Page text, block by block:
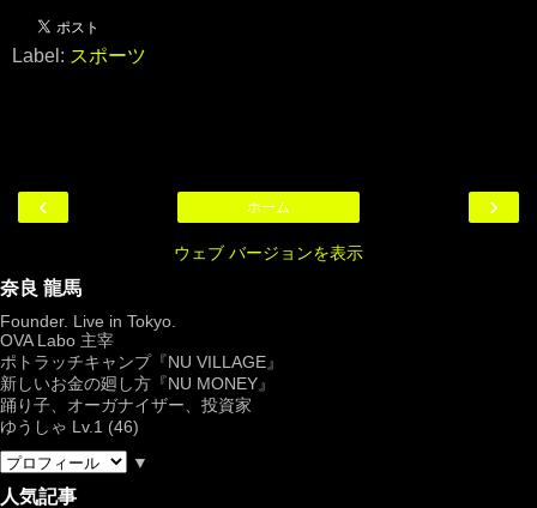
Label: スポーツ
‹ ›
ホーム
ウェブ バージョンを表示
奈良 龍馬
Founder. Live in Tokyo.
OVA Labo 主宰
ポトラッチキャンプ『NU VILLAGE』
新しいお金の廻し方『NU MONEY』
踊り子、オーガナイザー、投資家
ゆうしゃ Lv.1 (46)
▼
人気記事